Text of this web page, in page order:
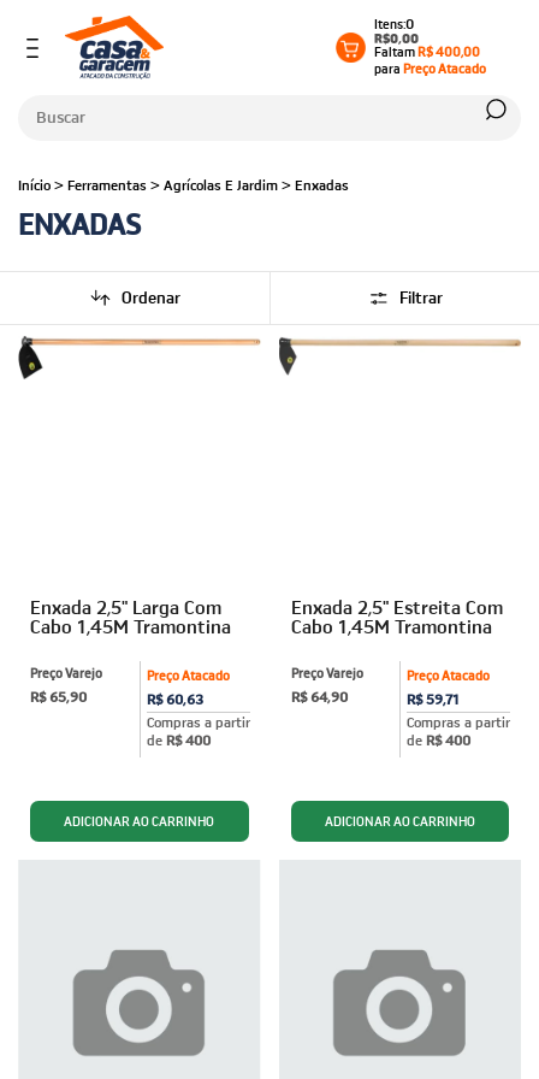
0
R$0,00
FaltamR$ 400,00
paraPreço Atacado
Início > Ferramentas > Agrícolas E Jardim > Enxadas
ENXADAS
Ordenar Filtrar
Enxada 2,5" Larga Com
Cabo 1,45M Tramontina
Preço Atacado
R$ 60,63
Compras a partir
de R$ 400
Preço Varejo
R$ 65,90
Enxada 2,5" Estreita Com
Cabo 1,45M Tramontina
Preço Atacado
R$ 59,71
Compras a partir
de R$ 400
Preço Varejo
R$ 64,90